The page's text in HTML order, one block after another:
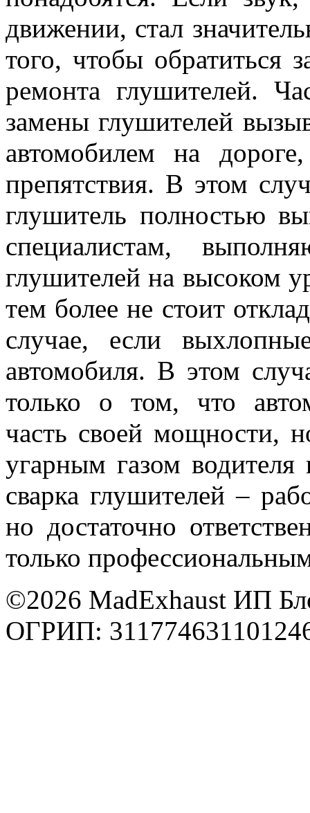
движении, стал
того, чтобы обратиться
ремонта глушителей.
замены глушителей
автомобилем на
препятствия. В этом
глушитель полностью
специалистам,
глушителей на высоком
тем более не стоит
случае, если
автомобиля. В этом
только о том, что
часть своей мощности,
угарным газом
сварка глушителей –
но достаточно
только
©2026 MadExhaust ИП
ОГРИП: